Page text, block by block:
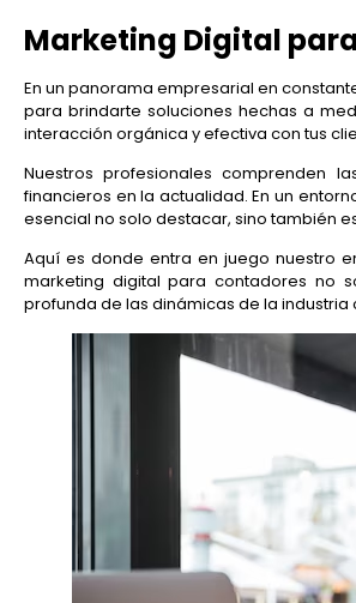
Marketing Digital
En un panorama empresarial en
para brindarte soluciones hechas a
interacción orgánica y efectiva con tus
Nuestros profesionales comprenden
financieros en la actualidad. En un
esencial no solo destacar, sino también
Aquí es donde entra en juego nuestro
marketing digital para contadores no
profunda de las dinámicas de la industria